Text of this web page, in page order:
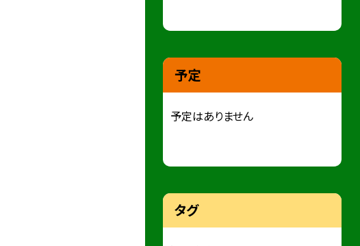
予定
予定はありません
タグ